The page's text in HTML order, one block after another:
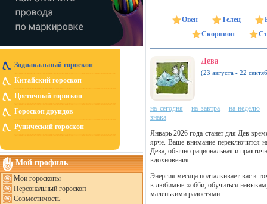
Зодиакальный гороскоп
Китайский гороскоп
Цветочный гороскоп
Гороскоп друидов
Рунический гороскоп
Мой профиль
Мои гороскопы
Персональный гороскоп
Совместимость
Овен Телец
Скорпион
Дева
(23 августа - 22
на сегодня на завтра
на неделю
знака
Январь 2026 года станет для Дев
ярче. Ваше внимание переключится
Дева, обычно рациональная и
вдохновения.
Энергия месяца подталкивает вас к
в любимые хобби, обучиться
маленькими радостями.